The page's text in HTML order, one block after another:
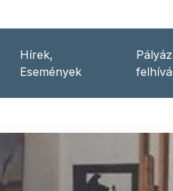
Hírek,
Események